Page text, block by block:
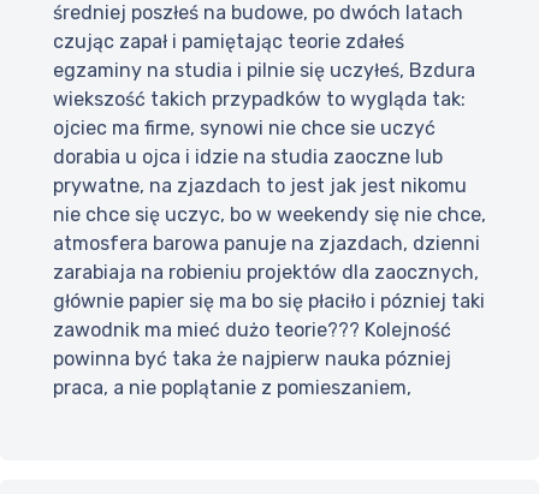
średniej poszłeś na budowe, po dwóch latach
czując zapał i pamiętając teorie zdałeś
egzaminy na studia i pilnie się uczyłeś, Bzdura
wiekszość takich przypadków to wygląda tak:
ojciec ma firme, synowi nie chce sie uczyć
dorabia u ojca i idzie na studia zaoczne lub
prywatne, na zjazdach to jest jak jest nikomu
nie chce się uczyc, bo w weekendy się nie chce,
atmosfera barowa panuje na zjazdach, dzienni
zarabiaja na robieniu projektów dla zaocznych,
głównie papier się ma bo się płaciło i pózniej taki
zawodnik ma mieć dużo teorie??? Kolejność
powinna być taka że najpierw nauka pózniej
praca, a nie poplątanie z pomieszaniem,